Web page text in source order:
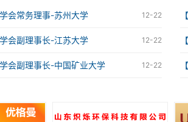
12-22
会常务理事-苏州大学
12-22
会副理事长-江苏大学
12-22
会副理事长-中国矿业大学